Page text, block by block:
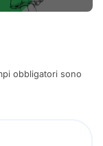
obbligatori sono